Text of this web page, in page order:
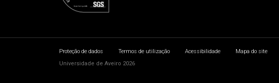
Proteção de dados Termos de utilização Acessibilidade
Mapa do site
Universidade de Aveiro 2026